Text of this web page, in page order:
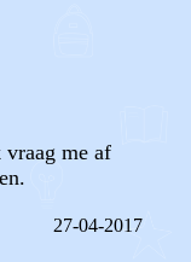
me af
27-04-2017